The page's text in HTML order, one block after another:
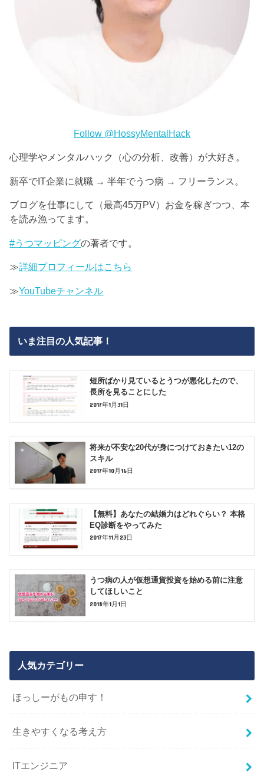
Follow @HossyMentalHack
心理学やメンタルハック（心の分析、改善）が大好き。
新卒でIT企業に就職 → 半年でうつ病 → フリーランス。
ブログを仕事にして（最高45万PV）お金を稼ぎつつ、本
を読み漁ってます。
#うつマッピングの著者です。
≫詳細プロフィールはこちら
≫YouTubeチャンネル
いま注目の人気記事！
短所ばかり見ているとうつが悪化したので、
長所を見ることにした
2017年1月31日
将来が不安な20代が身につけておきたい12の
スキル
2017年10月16日
【無料】あなたの結婚力はどれぐらい？ 本格
EQ診断をやってみた
2017年11月23日
うつ病の人が仮想通貨投資を始める前に注意
してほしいこと
2018年1月1日
人気カテゴリー
ほっしーがもの申す！
生きやすくなる考え方
ITエンジニア